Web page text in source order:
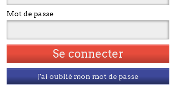
Mot de passe
J'ai oublié mon mot de passe